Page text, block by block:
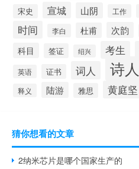
宋史 宣城 山阴 工作
时间 李白 杜甫 次韵
科目 签证 绍兴 考生
英语 证书 词人 诗人
释义 陆游 雅思 黄庭坚
猜你想看的文章
2纳米芯片是哪个国家生产的